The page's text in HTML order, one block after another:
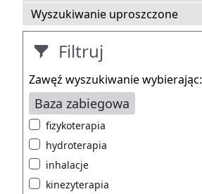
Wyszukiwanie uproszczone
Filtruj
Zawęź wyszukiwanie wybierając:
Baza zabiegowa
fizykoterapia
hydroterapia
inhalacje
kinezyterapia